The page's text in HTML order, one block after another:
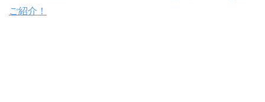
ご紹介！